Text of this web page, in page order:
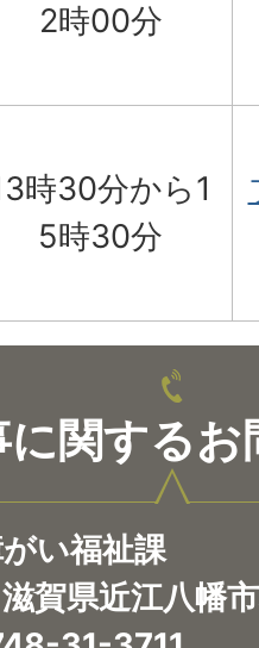
2時00分
時30分から1
5時30分
に関するお
い福祉課
賀県近江八幡